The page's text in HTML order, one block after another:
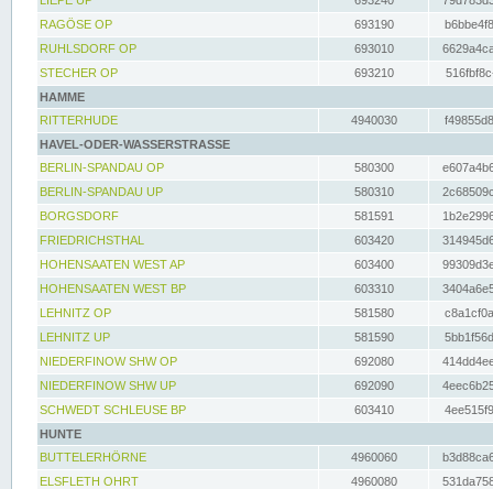
RAGÖSE OP
693190
RUHLSDORF OP
693010
STECHER OP
693210
HAMME
RITTERHUDE
4940030
HAVEL-ODER-WASSERSTRASSE
BERLIN-SPANDAU OP
580300
BERLIN-SPANDAU UP
580310
BORGSDORF
581591
FRIEDRICHSTHAL
603420
HOHENSAATEN WEST AP
603400
HOHENSAATEN WEST BP
603310
LEHNITZ OP
581580
LEHNITZ UP
581590
NIEDERFINOW SHW OP
692080
NIEDERFINOW SHW UP
692090
SCHWEDT SCHLEUSE BP
603410
HUNTE
BUTTELERHÖRNE
4960060
ELSFLETH OHRT
4960080